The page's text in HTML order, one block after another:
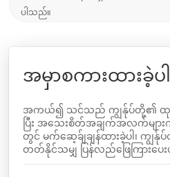
ပါသည်။
အမှာစကားထားခဲ့ပါ
အကယ်၍ သင်သည် ကျွန်ုပ်တို့၏ ထုတ်
ပြီး အသေးစိတ်အချက်အလက်မျာ
တွင် မက်ဆေ့ခ်ျချန်ထားခဲ့ပါ၊ ကျွ
တတ်နိုင်သမျှ ပြန်လည်ဖြေကြားပေး